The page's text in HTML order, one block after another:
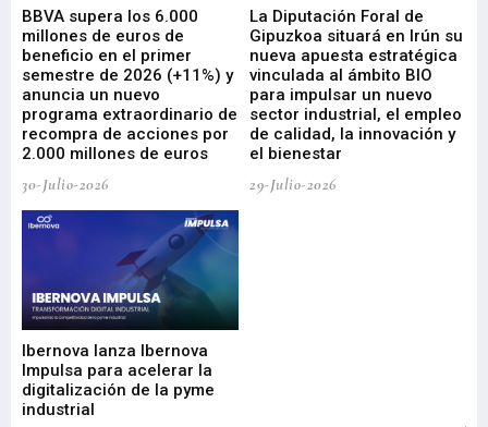
BBVA supera los 6.000
millones de euros de
beneficio en el primer
semestre de 2026 (+11%) y
anuncia un nuevo
programa extraordinario de
recompra de acciones por
2.000 millones de euros
30-Julio-2026
La Diputación Foral de
Gipuzkoa situará en Irún su
nueva apuesta estratégica
vinculada al ámbito BIO
para impulsar un nuevo
sector industrial, el empleo
de calidad, la innovación y
el bienestar
29-Julio-2026
Ibernova lanza Ibernova
Impulsa para acelerar la
digitalización de la pyme
industrial